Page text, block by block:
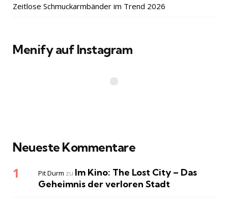
Zeitlose Schmuckarmbänder im Trend 2026
Menify auf Instagram
Neueste Kommentare
Pit Durm zu Im Kino: The Lost City – Das
Geheimnis der verloren Stadt